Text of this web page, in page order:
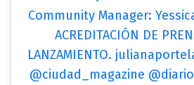
Community Manager:
ACREDITACIÓN DE
LANZAMIENTO.
@ciudad_magazine